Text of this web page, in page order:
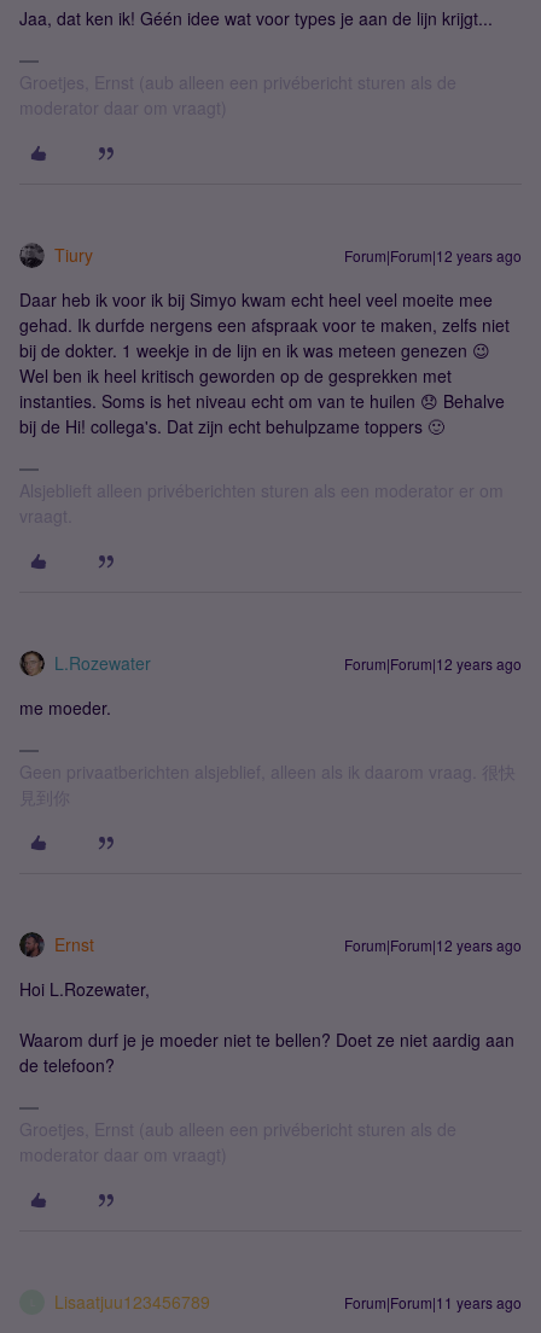
Jaa, dat ken ik! Géén idee wat voor types je aan de lijn krijgt...
Groetjes, Ernst (aub alleen een privébericht sturen als de
moderator daar om vraagt)
Tiury Forum|Forum|12 years ago
Daar heb ik voor ik bij Simyo kwam echt heel veel moeite mee
gehad. Ik durfde nergens een afspraak voor te maken, zelfs niet
bij de dokter. 1 weekje in de lijn en ik was meteen genezen 😉
Wel ben ik heel kritisch geworden op de gesprekken met
instanties. Soms is het niveau echt om van te huilen 😞 Behalve
bij de Hi! collega's. Dat zijn echt behulpzame toppers 🙂
Alsjeblieft alleen privéberichten sturen als een moderator er om
vraagt.
L.Rozewater Forum|Forum|12 years ago
me moeder.
Geen privaatberichten alsjeblief, alleen als ik daarom vraag. 很快
見到你
Ernst Forum|Forum|12 years ago
Hoi L.Rozewater,
Waarom durf je je moeder niet te bellen? Doet ze niet aardig aan
de telefoon?
Groetjes, Ernst (aub alleen een privébericht sturen als de
moderator daar om vraagt)
Lisaatjuu123456789 Forum|Forum|11 years ago